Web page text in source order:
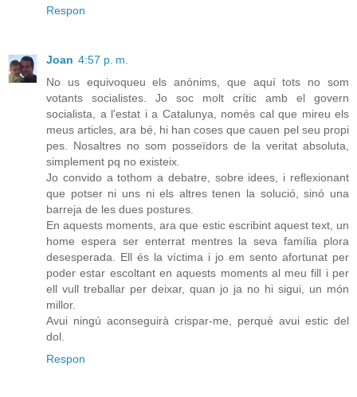
Respon
Joan 4:57 p. m.
No us equivoqueu els anònims, que aquí tots no som
votants socialistes. Jo soc molt crític amb el govern
socialista, a l'estat i a Catalunya, només cal que mireu els
meus articles, ara bé, hi han coses que cauen pel seu propi
pes. Nosaltres no som posseïdors de la veritat absoluta,
simplement pq no existeix.
Jo convido a tothom a debatre, sobre idees, i reflexionant
que potser ni uns ni els altres tenen la solució, sinó una
barreja de les dues postures.
En aquests moments, ara que estic escribint aquest text, un
home espera ser enterrat mentres la seva família plora
desesperada. Ell és la víctima i jo em sento afortunat per
poder estar escoltant en aquests moments al meu fill i per
ell vull treballar per deixar, quan jo ja no hi sigui, un món
millor.
Avui ningú aconseguirà crispar-me, perquè avui estic del
dol.
Respon